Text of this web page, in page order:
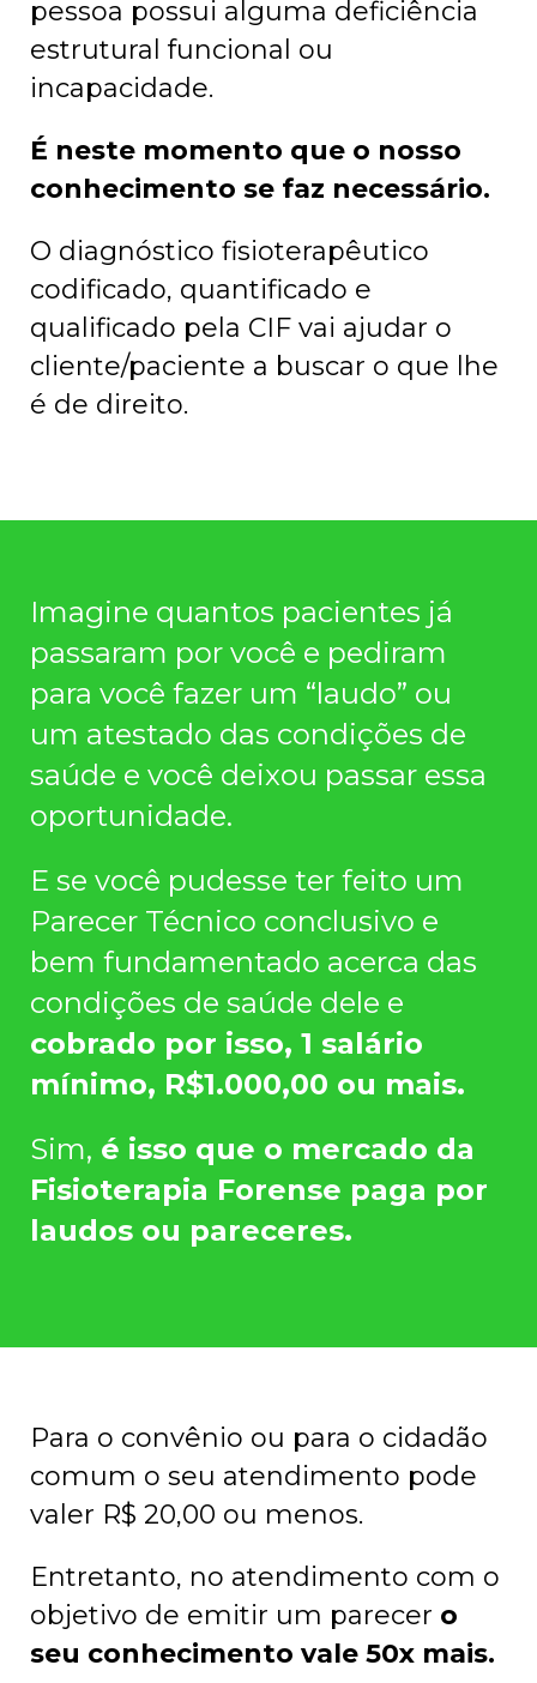
pessoa possui alguma deficiência
estrutural funcional ou
incapacidade.
É neste momento que o nosso
conhecimento se faz necessário.
O diagnóstico fisioterapêutico
codificado, quantificado e
qualificado pela CIF vai ajudar o
cliente/paciente a buscar o que lhe
é de direito.
Imagine quantos pacientes já
passaram por você e pediram
para você fazer um “laudo” ou
um atestado das condições de
saúde e você deixou passar essa
oportunidade.
E se você pudesse ter feito um
Parecer Técnico conclusivo e
bem fundamentado acerca das
condições de saúde dele e
cobrado por isso, 1 salário
mínimo, R$1.000,00 ou mais.
Sim, é isso que o mercado da
Fisioterapia Forense paga por
laudos ou pareceres.
Para o convênio ou para o cidadão
comum o seu atendimento pode
valer R$ 20,00 ou menos.
Entretanto, no atendimento com o
objetivo de emitir um parecer o
seu conhecimento vale 50x mais.